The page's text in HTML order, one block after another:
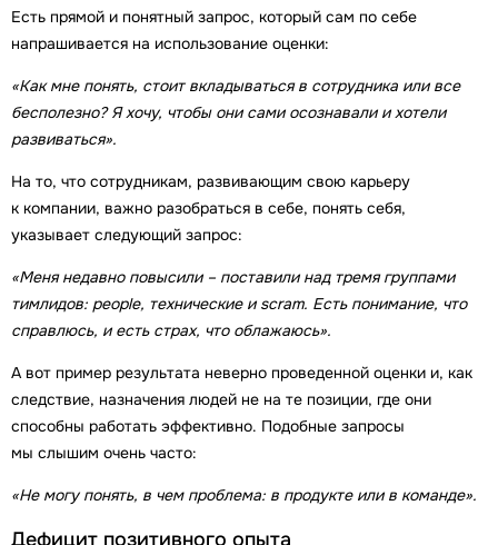
Есть прямой и понятный запрос, который сам по себе
напрашивается на использование оценки:
«Как мне понять, стоит вкладываться в сотрудника или все
бесполезно? Я хочу, чтобы они сами осознавали и хотели
развиваться».
На то, что сотрудникам, развивающим свою карьеру
к компании, важно разобраться в себе, понять себя,
указывает следующий запрос:
«Меня недавно повысили – поставили над тремя группами
тимлидов: people, технические и scram. Есть понимание, что
справлюсь, и есть страх, что облажаюсь».
А вот пример результата неверно проведенной оценки и, как
следствие, назначения людей не на те позиции, где они
способны работать эффективно. Подобные запросы
мы слышим очень часто:
«Не могу понять, в чем проблема: в продукте или в команде».
Дефицит позитивного опыта